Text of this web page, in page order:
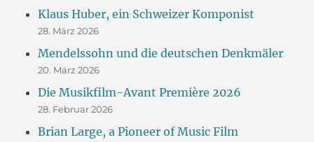
Klaus Huber, ein Schweizer Komponist
28. März 2026
Mendelssohn und die deutschen Denkmäler
20. März 2026
Die Musikfilm-Avant Première 2026
28. Februar 2026
Brian Large, a Pioneer of Music Film